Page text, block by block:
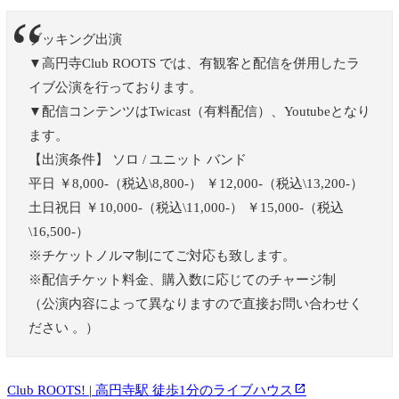
ブッキング出演
▼高円寺Club ROOTS では、有観客と配信を併用したラ
イブ公演を行っております。
▼配信コンテンツはTwicast（有料配信）、Youtubeとなり
ます。
【出演条件】 ソロ / ユニット バンド
平日 ￥8,000-（税込\8,800-） ￥12,000-（税込\13,200‐）
土日祝日 ￥10,000-（税込\11,000-） ￥15,000-（税込
\16,500-）
※チケットノルマ制にてご対応も致します。
※配信チケット料金、購入数に応じてのチャージ制
（公演内容によって異なりますので直接お問い合わせく
ださい 。）
Club ROOTS! | 高円寺駅 徒歩1分のライブハウス